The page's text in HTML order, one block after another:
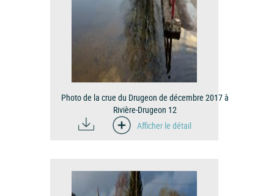
Photo de la crue du Drugeon de décembre 2017 à
Rivière-Drugeon 12
Afficher le détail